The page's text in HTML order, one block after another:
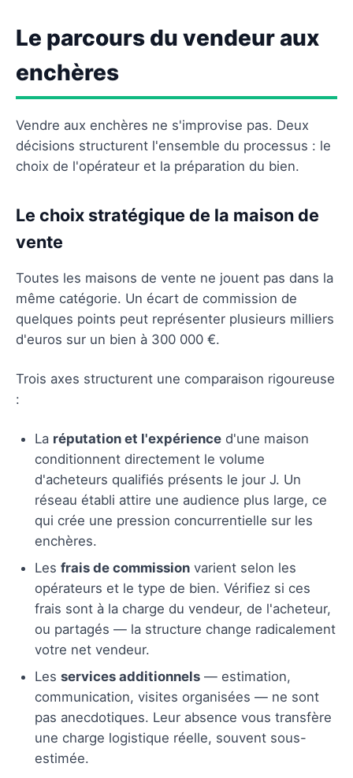
Le parcours du vendeur aux
enchères
Vendre aux enchères ne s'improvise pas. Deux
décisions structurent l'ensemble du processus : le
choix de l'opérateur et la préparation du bien.
Le choix stratégique de la maison de
vente
Toutes les maisons de vente ne jouent pas dans la
même catégorie. Un écart de commission de
quelques points peut représenter plusieurs milliers
d'euros sur un bien à 300 000 €.
Trois axes structurent une comparaison rigoureuse
:
La réputation et l'expérience d'une maison
conditionnent directement le volume
d'acheteurs qualifiés présents le jour J. Un
réseau établi attire une audience plus large, ce
qui crée une pression concurrentielle sur les
enchères.
Les frais de commission varient selon les
opérateurs et le type de bien. Vérifiez si ces
frais sont à la charge du vendeur, de l'acheteur,
ou partagés — la structure change radicalement
votre net vendeur.
Les services additionnels — estimation,
communication, visites organisées — ne sont
pas anecdotiques. Leur absence vous transfère
une charge logistique réelle, souvent sous-
estimée.